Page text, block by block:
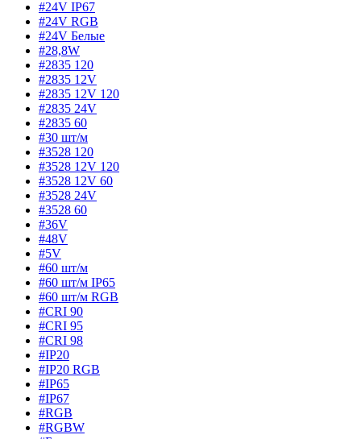
#24V IP67
#24V RGB
#24V Белые
#28,8W
#2835 120
#2835 12V
#2835 12V 120
#2835 24V
#2835 60
#30 шт/м
#3528 120
#3528 12V 120
#3528 12V 60
#3528 24V
#3528 60
#36V
#48V
#5V
#60 шт/м
#60 шт/м IP65
#60 шт/м RGB
#CRI 90
#CRI 95
#CRI 98
#IP20
#IP20 RGB
#IP65
#IP67
#RGB
#RGBW